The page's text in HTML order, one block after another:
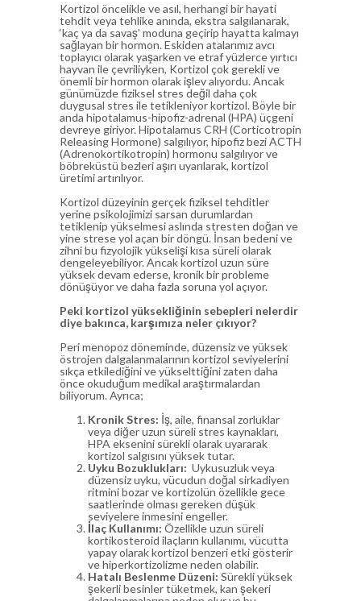
Kortizol öncelikle ve asıl, herhangi bir hayati
tehdit veya tehlike anında, ekstra salgılanarak,
‘kaç ya da savaş’ moduna geçirip hayatta kalmayı
sağlayan bir hormon. Eskiden atalarımız avcı
toplayıcı olarak yaşarken ve etraf yüzlerce yırtıcı
hayvan ile çevriliyken, Kortizol çok gerekli ve
önemli bir hormon olarak işlev alıyordu. Ancak
günümüzde fiziksel stres değil daha çok
duygusal stres ile tetikleniyor kortizol. Böyle bir
anda hipotalamus-hipofiz-adrenal (HPA) üçgeni
devreye giriyor. Hipotalamus CRH (Corticotropin
Releasing Hormone) salgılıyor, hipofiz bezi ACTH
(Adrenokortikotropin) hormonu salgılıyor ve
böbreküstü bezleri aşırı uyarılarak, kortizol
üretimi artırılıyor.
Kortizol düzeyinin gerçek fiziksel tehditler
yerine psikolojimizi sarsan durumlardan
tetiklenip yükselmesi aslında stresten doğan ve
yine strese yol açan bir döngü. İnsan bedeni ve
zihni bu fizyolojik yükselişi kısa süreli olarak
dengeleyebiliyor. Ancak kortizol uzun süre
yüksek devam ederse, kronik bir probleme
dönüşüyor ve daha fazla soruna yol açıyor.
Peki kortizol yüksekliğinin sebepleri nelerdir
diye bakınca, karşımıza neler çıkıyor?
Peri menopoz döneminde, düzensiz ve yüksek
östrojen dalgalanmalarının kortizol seviyelerini
sıkça etkilediğini ve yükselttiğini zaten daha
önce okuduğum medikal araştırmalardan
biliyorum. Ayrıca;
Kronik Stres: İş, aile, finansal zorluklar
veya diğer uzun süreli stres kaynakları,
HPA eksenini sürekli olarak uyararak
kortizol salgısını yüksek tutar.
Uyku Bozuklukları: Uykusuzluk veya
düzensiz uyku, vücudun doğal sirkadiyen
ritmini bozar ve kortizolün özellikle gece
saatlerinde olması gereken düşük
seviyelere inmesini engeller.
İlaç Kullanımı: Özellikle uzun süreli
kortikosteroid ilaçların kullanımı, vücutta
yapay olarak kortizol benzeri etki gösterir
ve hiperkortizolizme neden olabilir.
Hatalı Beslenme Düzeni: Sürekli yüksek
şekerli besinler tüketmek, kan şekeri